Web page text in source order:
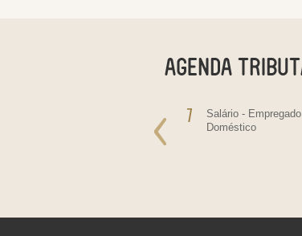
7
Salário - Empregado
Doméstico